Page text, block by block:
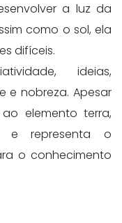
a luz da
como o sol, ela
difíceis.
ideias,
e nobreza. Apesar
elemento terra,
representa o
o conhecimento